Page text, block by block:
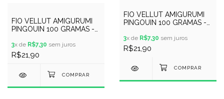
FIO VELLUT AMIGURUMI
PINGOUIN 100 GRAMAS -
3x de R$7,30 sem juros
R$21,90
FIO VELLUT AMIGURUMI
PINGOUIN 100 GRAMAS -
SAL
3x de R$7,30 sem juros
R$21,90